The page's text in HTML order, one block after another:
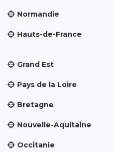
Normandie
Hauts-de-France
Grand Est
Pays de la Loire
Bretagne
Nouvelle-Aquitaine
Occitanie